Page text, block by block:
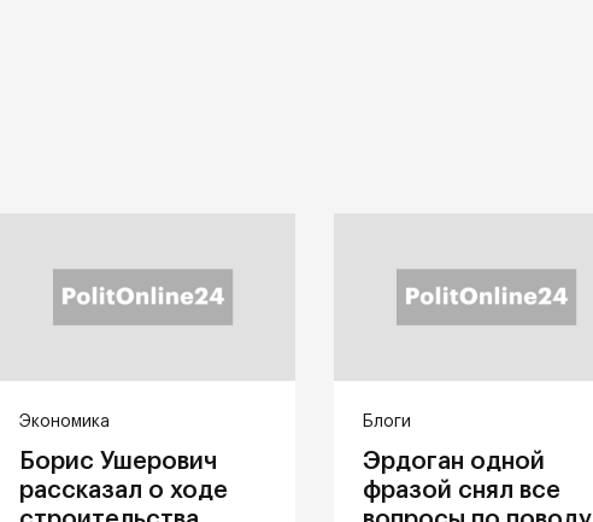
Экономика
Борис Ушерович
рассказал о ходе
Блоги
Эрдоган одной
фразой снял все